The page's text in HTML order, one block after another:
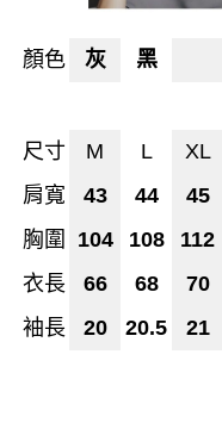
顏色 灰 黑
尺寸 M L XL
肩寬
43 44 45
胸圍
104 108 112
衣長
66 68 70
袖長
20 20.5 21